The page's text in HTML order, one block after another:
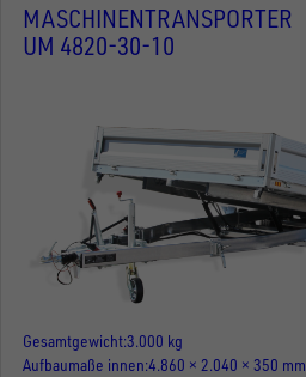
MASCHINENTRANSPORTER
UM 4820-30-10
Gesamtgewicht3.000 kg
Aufbaumaße innen 4.860 × 2.040 × 350 mm